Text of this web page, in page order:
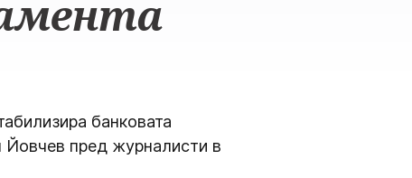
банковата
Йовчев пред журналисти в